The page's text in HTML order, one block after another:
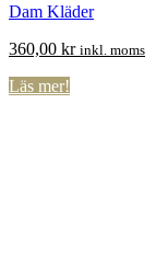
Dam Kläder
360,00 kr inkl. moms
Läs mer!